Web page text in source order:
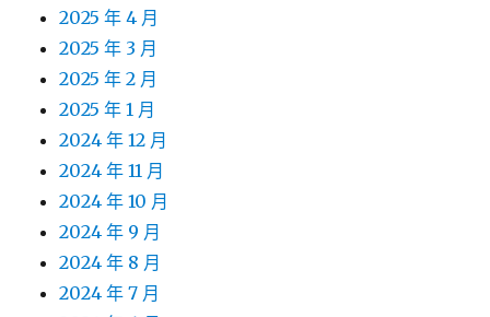
2025 年 4 月
2025 年 3 月
2025 年 2 月
2025 年 1 月
2024 年 12 月
2024 年 11 月
2024 年 10 月
2024 年 9 月
2024 年 8 月
2024 年 7 月